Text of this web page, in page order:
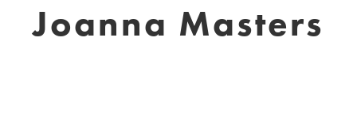
Joanna Masters